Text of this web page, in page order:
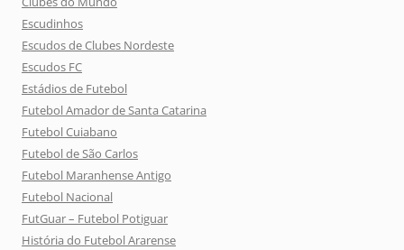
Escudinhos
Escudos de Clubes Nordeste
Escudos FC
Estádios de Futebol
Futebol Amador de Santa Catarina
Futebol Cuiabano
Futebol de São Carlos
Futebol Maranhense Antigo
Futebol Nacional
FutGuar – Futebol Potiguar
História do Futebol Ararense